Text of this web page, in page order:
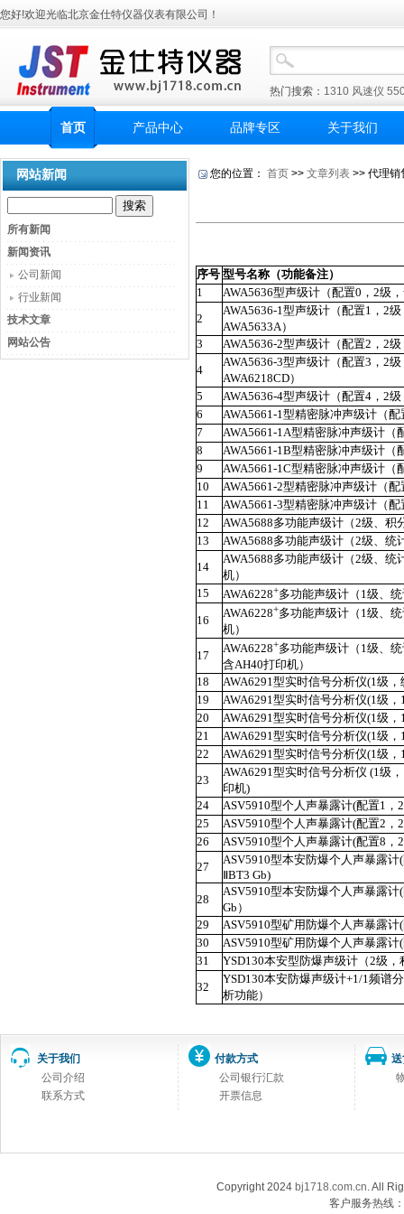
您好!欢迎光临北京金仕特仪器仪表有限公司！
热门搜索： 1310 风速仪
首页 产品中心 品牌专区 关于我们
网站新闻
所有新闻
新闻资讯
公司新闻
行业新闻
技术文章
网站公告
您的位置： 首页 >> 文章列表 >> 代理销
序号 型号名称（功能备注）
1
AWA5636型声级计（配置0 ， 2级
2
AWA5636-1型声级计（配置1 ， 2级
AWA5633A）
3
AWA5636-2型声级计（配置2 ， 2级
4
AWA5636-3型声级计（配置3 ， 2级
AWA6218CD）
5
AWA5636-4型声级计（配置4 ， 2级
6
AWA5661-1型精密脉冲声级计（配
7
AWA5661-1A型精密脉冲声级计（
8
AWA5661-1B型精密脉冲声级计（
9
AWA5661-1C型精密脉冲声级计（
10
AWA5661-2型精密脉冲声级计（配
11
AWA5661-3型精密脉冲声级计（配
12
AWA5688多功能声级计（2级、积
13
AWA5688多功能声级计（2级、统
14
AWA5688多功能声级计（2级、统
机）
15
AWA6228+多功能声级计（ 1级、
16
AWA6228+多功能声级计（ 1级、
机）
17
AWA6228+多功能声级计（ 1级、
含AH40打印机）
18
AWA6291型实时信号分析仪(1级，
19
AWA6291型实时信号分析仪(1级，
20
AWA6291型实时信号分析仪(1级，
21
AWA6291型实时信号分析仪(1级，
22
AWA6291型实时信号分析仪(1级，
23
AWA6291型实时信号分析仪 (1级，
印机)
24
ASV5910型个人声暴露计(配置1 ， 2
25
ASV5910型个人声暴露计(配置2 ， 2
26
ASV5910型个人声暴露计(配置8 ， 2
27
ASV5910型本安防爆个人声暴露计(
ⅡBT3 Gb)
28
ASV5910型本安防爆个人声暴露计(
Gb）
29
ASV5910型矿用防爆个人声暴露计
30
ASV5910型矿用防爆个人声暴露
31
YSD130本安型防爆声级计（2级，
32
YSD130本安防爆声级计+1/1频谱
析功能）
关于我们
公司介绍
联系方式
付款方式
公司银行汇款
开票信息
Copyright 2024 bj1718.com.cn. All
客户服务热线